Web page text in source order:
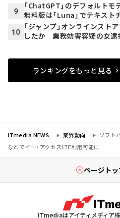
9
「ChatGPT」のデフォルトモ
無料版は「Luna」でテキスト
10
「ジャンプ」オンラインスト
したか 業務妨害容疑の女逮
ランキングをもっと見る
ITmedia NEWS 業界動向
ソフト
などでイー・アクセスLTE利用可能に
ページト
ITmediaはアイティメディア